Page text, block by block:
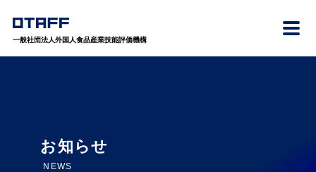
一般社団法人外国人食品産業技能評価機構
お知らせ
NEWS